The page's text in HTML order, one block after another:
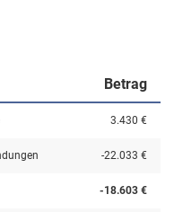
Betrag
3.430 €
-22.033 €
-18.603 €